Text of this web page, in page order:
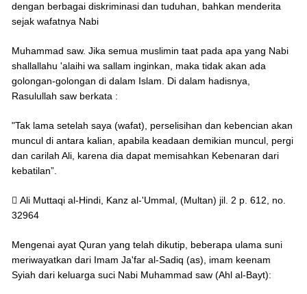
dengan berbagai diskriminasi dan tuduhan, bahkan menderita
sejak wafatnya Nabi
Muhammad saw. Jika semua muslimin taat pada apa yang Nabi
shallallahu 'alaihi wa sallam inginkan, maka tidak akan ada
golongan-golongan di dalam Islam. Di dalam hadisnya,
Rasulullah saw berkata :
"Tak lama setelah saya (wafat), perselisihan dan kebencian akan
muncul di antara kalian, apabila keadaan demikian muncul, pergi
dan carilah Ali, karena dia dapat memisahkan Kebenaran dari
kebatilan”.
 Ali Muttaqi al-Hindi, Kanz al-'Ummal, (Multan) jil. 2 p. 612, no.
32964
Mengenai ayat Quran yang telah dikutip, beberapa ulama suni
meriwayatkan dari Imam Ja'far al-Sadiq (as), imam keenam
Syiah dari keluarga suci Nabi Muhammad saw (Ahl al-Bayt):